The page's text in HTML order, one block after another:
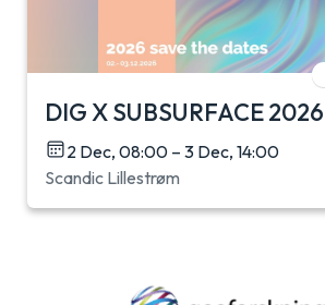
DIG X SUBSURFACE 2026
2 Dec, 08:00 – 3 Dec, 14:00
Scandic Lillestrøm